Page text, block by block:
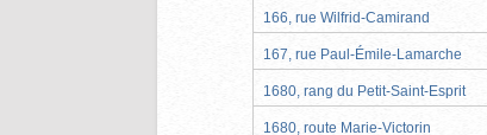
166, rue Wilfrid-Camirand
167, rue Paul-Émile-Lamarche
1680, rang du Petit-Saint-Esprit
1680, route Marie-Victorin